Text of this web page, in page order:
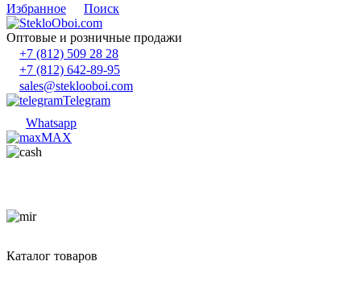
Избранное
Поиск
Оптовые и розничные продажи
+7 (812) 509 28 28
+7 (812) 642-89-95
sales@steklooboi.com
Telegram
Whatsapp
MAX
Каталог товаров